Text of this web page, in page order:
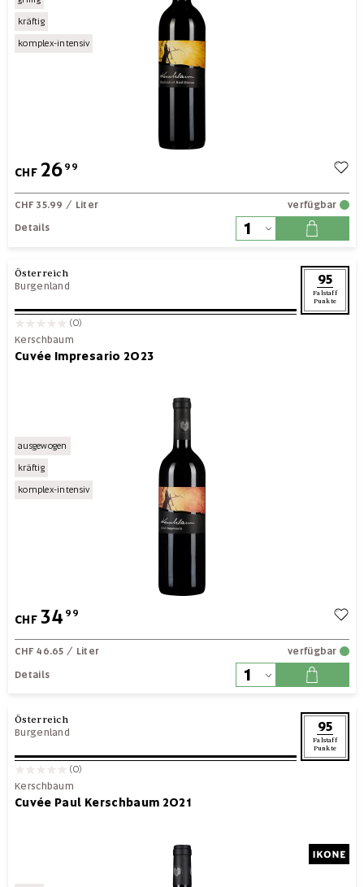
kräftig
komplex-intensiv
CHF 2699
CHF 35.99 / Liter
verfügbar
Details
Österreich
Burgenland 95
Falstaff
Punkte
(0)
Kerschbaum
Cuvée Impresario 2023
ausgewogen
kräftig
komplex-intensiv
CHF 34 99
CHF 46.65 / Liter
verfügbar
Details
Österreich
Burgenland 95
Falstaff
Punkte
(0)
Kerschbaum
Cuvée Paul Kerschbaum 2021